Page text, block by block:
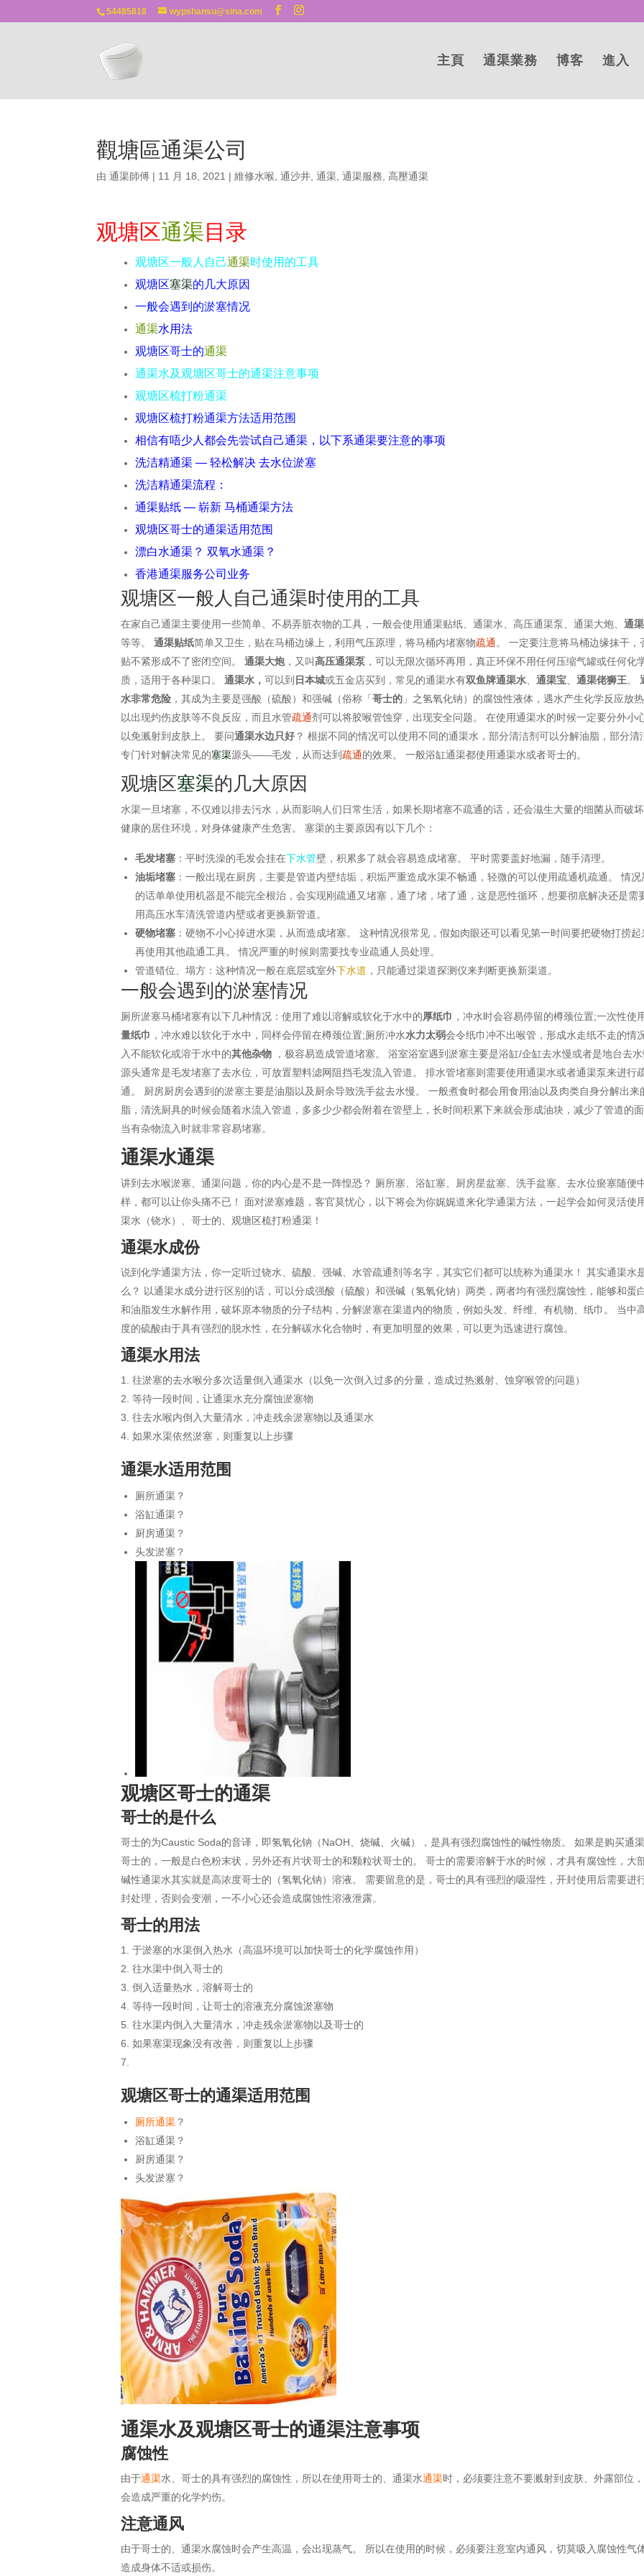
54485818 wypshansu@sina.com
主頁 通渠業務 博客 進入
觀塘區通渠公司
由通渠師傅 | 11 月 18, 2021 |維修水喉 ,通沙井 ,通渠 ,通渠服務 ,高壓通渠
观塘区通渠目录
观塘区一般人自己通渠时使用的工具
观塘区塞渠的几大原因
一般会遇到的淤塞情况
通渠水用法
观塘区哥士的通渠
通渠水及观塘区哥士的通渠注意事项
观塘区梳打粉通渠
观塘区梳打粉通渠方法适用范围
相信有唔少人都会先尝试自己通渠，以下系通渠要注意的事项
洗洁精通渠 — 轻松解决 去水位淤塞
洗洁精通渠流程：
通渠贴纸 — 崭新 马桶通渠方法
观塘区哥士的通渠适用范围
漂白水通渠？ 双氧水通渠？
香港通渠服务公司业务
观塘区一般人自己通渠时使用的工具
在家自己通渠主要使用一些简单、不易弄脏衣物的工具，一般会使用通渠贴纸、通渠水、高压通渠泵、通渠大炮、通
等等。通渠贴纸简单又卫生，贴在马桶边缘上，利用气压原理，将马桶内堵塞物疏通 。 一定要注意将马桶边缘抹干，
贴不紧形成不了密闭空间。通渠大炮，又叫高压通渠泵 ，可以无限次循环再用，真正环保不用任何压缩气罐或任何化
质，适用于各种渠口。通渠水，可以到 日本城或五金店买到，常见的通渠水有双鱼牌通渠水 、通渠宝 、通渠佬狮王。
水非常危险 ，其成为主要是强酸（硫酸）和强碱（俗称「哥士的 」之氢氧化钠）的腐蚀性液体，遇水产生化学反应放
以出现灼伤皮肤等不良反应，而且水管疏通剂可以将胶喉管蚀穿，出现安全问题。 在使用通渠水的时候一定要分外小
以免溅射到皮肤上。 要问通渠水边只好 ？ 根据不同的情况可以使用不同的通渠水，部分清洁剂可以分解油脂，部分清
专门针对解决常见的塞渠源头——毛发，从而达到疏通的效果。 一般浴缸通渠都使用通渠水或者哥士的。
观塘区塞渠的几大原因
水渠一旦堵塞，不仅难以排去污水，从而影响人们日常生活，如果长期堵塞不疏通的话，还会滋生大量的细菌从而破
健康的居住环境，对身体健康产生危害。 塞渠的主要原因有以下几个：
毛发堵塞 ：平时洗澡的毛发会挂在下水管壁，积累多了就会容易造成堵塞。 平时需要盖好地漏，随手清理。
油垢堵塞 ：一般出现在厨房，主要是管道内壁结垢，积垢严重造成水渠不畅通，轻微的可以使用疏通机疏通。 情况
的话单单使用机器是不能完全根治，会实现刚疏通又堵塞，通了堵，堵了通，这是恶性循环，想要彻底解决还是需
用高压水车清洗管道内壁或者更换新管道。
硬物堵塞 ：硬物不小心掉进水渠，从而造成堵塞。 这种情况很常见，假如肉眼还可以看见第一时间要把硬物打捞起
再使用其他疏通工具。 情况严重的时候则需要找专业疏通人员处理。
管道错位、塌方：这种情况一般在底层或室外下水道 ，只能通过渠道探测仪来判断更换新渠道。
一般会遇到的淤塞情况
厕所淤塞马桶堵塞有以下几种情况：使用了难以溶解或软化于水中的厚纸巾 ，冲水时会容易停留的樽颈位置;一次性使
量纸巾 ，冲水难以软化于水中，同样会停留在樽颈位置;厕所冲水水力太弱会令纸巾冲不出喉管，形成水走纸不走的情
入不能软化或溶于水中的其他杂物 ，极容易造成管道堵塞。 浴室浴室遇到淤塞主要是浴缸/企缸去水慢或者是地台去水
源头通常是毛发堵塞了去水位，可放置塑料滤网阻挡毛发流入管道。 排水管堵塞则需要使用通渠水或者通渠泵来进行
通。 厨房厨房会遇到的淤塞主要是油脂以及厨余导致洗手盆去水慢。 一般煮食时都会用食用油以及肉类自身分解出来
脂，清洗厨具的时候会随着水流入管道，多多少少都会附着在管壁上，长时间积累下来就会形成油块，减少了管道的面
当有杂物流入时就非常容易堵塞。
通渠水通渠
讲到去水喉淤塞、通渠问题，你的内心是不是一阵惶恐？ 厕所塞、浴缸塞、厨房星盆塞、洗手盆塞、去水位瘀塞随便
样，都可以让你头痛不已！ 面对淤塞难题，客官莫忧心，以下将会为你娓娓道来化学通渠方法，一起学会如何灵活使
渠水（铙水）、哥士的、观塘区梳打粉通渠！
通渠水成份
说到化学通渠方法，你一定听过铙水、硫酸、强碱、水管疏通剂等名字，其实它们都可以统称为通渠水！ 其实通渠水
么？ 以通渠水成分进行区别的话，可以分成强酸（硫酸）和强碱（氢氧化钠）两类，两者均有强烈腐蚀性，能够和蛋
和油脂发生水解作用，破坏原本物质的分子结构，分解淤塞在渠道内的物质，例如头发、纤维、有机物、纸巾。 当中
度的硫酸由于具有强烈的脱水性，在分解碳水化合物时，有更加明显的效果，可以更为迅速进行腐蚀。
通渠水用法
往淤塞的去水喉分多次适量倒入通渠水（以免一次倒入过多的分量，造成过热溅射、蚀穿喉管的问题）
等待一段时间，让通渠水充分腐蚀淤塞物
往去水喉内倒入大量清水，冲走残余淤塞物以及通渠水
如果水渠依然淤塞，则重复以上步骤
通渠水适用范围
厕所通渠？
浴缸通渠？
厨房通渠？
头发淤塞？
观塘区哥士的通渠
哥士的是什么
哥士的为Caustic Soda的音译，即氢氧化钠（NaOH、烧碱、火碱），是具有强烈腐蚀性的碱性物质。 如果是购买通
哥士的，一般是白色粉末状，另外还有片状哥士的和颗粒状哥士的。 哥士的需要溶解于水的时候，才具有腐蚀性，大
碱性通渠水其实就是高浓度哥士的（氢氧化钠）溶液。 需要留意的是，哥士的具有强烈的吸湿性，开封使用后需要进
封处理，否则会变潮，一不小心还会造成腐蚀性溶液泄露。
哥士的用法
于淤塞的水渠倒入热水（高温环境可以加快哥士的化学腐蚀作用）
往水渠中倒入哥士的
倒入适量热水，溶解哥士的
等待一段时间，让哥士的溶液充分腐蚀淤塞物
往水渠内倒入大量清水，冲走残余淤塞物以及哥士的
如果塞渠现象没有改善，则重复以上步骤
观塘区哥士的通渠适用范围
厕所通渠 ？
浴缸通渠？
厨房通渠？
头发淤塞？
通渠水及观塘区哥士的通渠注意事项
腐蚀性
由于通渠水、哥士的具有强烈的腐蚀性，所以在使用哥士的、通渠水通渠时，必须要注意不要溅射到皮肤、外露部位
会造成严重的化学灼伤。
注意通风
由于哥士的、通渠水腐蚀时会产生高温，会出现蒸气。 所以在使用的时候，必须要注意室内通风，切莫吸入腐蚀性气
造成身体不适或损伤。